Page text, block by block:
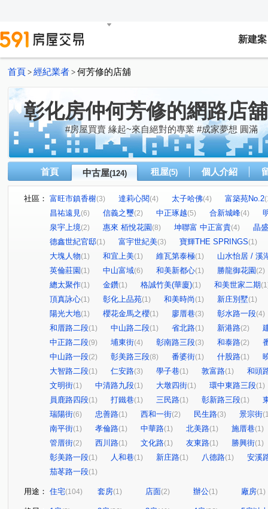
新建案
首頁 > 經紀業者 > 何芳修的店舖
彰化房仲何芳修的網路店舖
#房屋買賣 緣起~來自絕對的專業 #成家夢想 圓滿
首頁 中古屋(124) 租屋(5) 個人介紹
社區： 富旺市鎮香榭(3) 達莉心閱(4) 太子哈佛(4) 富築苑No.2
昌祐遠見(6) 信義之璽(2) 中正琢越(5) 合新城峰(4)
泉宇上境(2) 惠來 栢悅花園(8) 坤聯富 中正富貴(4)
晶
德鑫世紀官邸(1) 富宇世紀美(3) 寶輝THE SPRINGS(1)
大塊人物(1) 和宜上美(1) 維瓦第泰極(1)
山水怡居 / 溪
英倫莊園 (1) 中山富域(6) 和美新都心(1) 勝龍御花園 (2)
總太聚作(1) 金鑽(1) 格誠竹美(華廈)(1) 和美世家二期
頂真詠心(1) 彰化上品苑(1) 和美時尚(1) 新庄別墅(1)
陽光大地(1) 櫻花金馬之櫻(1) 廖厝巷(3) 彰水路一段(4)
和厝路二段(1) 中山路二段(1) 省北路(1) 新港路(2)
中正路二段(9) 埔東街(4) 彰南路三段(3) 和泰路(2)
中山路一段(2) 彰美路三段(8) 番婆街(1) 什股路(1)
大智路二段(1) 仁安路(3) 學子巷(1) 敦富路(1)
和頭
文明街(1) 中清路九段(1) 大墩四街(1) 環中東路三段(1)
員鹿路四段(1) 打鐵巷(1) 三民路(1) 彰新路三段(1)
瑞陽街(6) 忠善路(1) 西和一街(2) 民生路(3) 景宗街
南平街(1) 孝倫路(1) 中華路(1) 北美路(1) 施厝巷(1)
管厝街(2) 西川路(1) 文化路(1) 友東路(1) 勝興街(1)
彰美路一段(1) 人和巷(1) 新庄路(1) 八德路(1)
安溪
茄苳路一段(1)
用途： 住宅(104) 套房(1) 店面(2) 辦公(1) 廠房(1)